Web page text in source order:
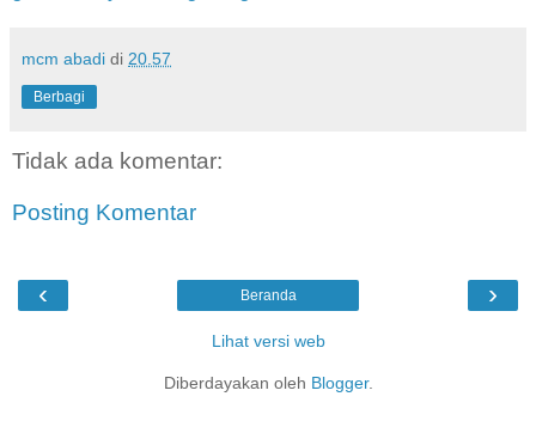
mcm abadi di 20.57
Berbagi
Tidak ada komentar:
Posting Komentar
‹ ›
Beranda
Lihat versi web
Diberdayakan oleh Blogger.